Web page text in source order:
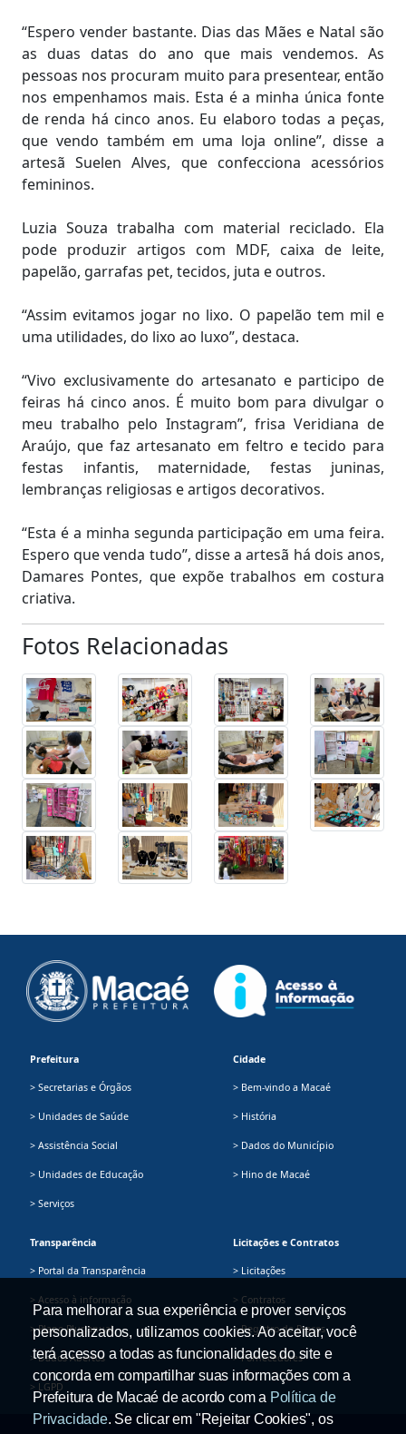
“Espero vender bastante. Dias das Mães e Natal são
as duas datas do ano que mais vendemos. As
pessoas nos procuram muito para presentear, então
nos empenhamos mais. Esta é a minha única fonte
de renda há cinco anos. Eu elaboro todas a peças,
que vendo também em uma loja online”, disse a
artesã Suelen Alves, que confecciona acessórios
femininos.
Luzia Souza trabalha com material reciclado. Ela
pode produzir artigos com MDF, caixa de leite,
papelão, garrafas pet, tecidos, juta e outros.
“Assim evitamos jogar no lixo. O papelão tem mil e
uma utilidades, do lixo ao luxo”, destaca.
“Vivo exclusivamente do artesanato e participo de
feiras há cinco anos. É muito bom para divulgar o
meu trabalho pelo Instagram”, frisa Veridiana de
Araújo, que faz artesanato em feltro e tecido para
festas infantis, maternidade, festas juninas,
lembranças religiosas e artigos decorativos.
“Esta é a minha segunda participação em uma feira.
Espero que venda tudo”, disse a artesã há dois anos,
Damares Pontes, que expõe trabalhos em costura
criativa.
Fotos Relacionadas
Prefeitura
> Secretarias e Órgãos
> Unidades de Saúde
> Assistência Social
> Unidades de Educação
> Serviços
Cidade
> Bem-vindo a Macaé
> História
> Dados do Município
> Hino de Macaé
Transparência
> Portal da Transparência
> Acesso à informação
> Plano Plurianual
> Dados Abertos
> LGPD
Licitações e Contratos
> Licitações
> Contratos
> Registro de Preços
> Fornecedores
Para melhorar a sua experiência e prover serviços
personalizados, utilizamos cookies. Ao aceitar, você
terá acesso a todas as funcionalidades do site e
concorda em compartilhar suas informações com a
Prefeitura de Macaé de acordo com a Política de
Privacidade. Se clicar em "Rejeitar Cookies", os